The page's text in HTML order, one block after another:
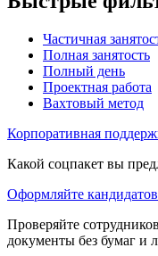
Частичная
Полная занятость
Полный день
Проектная работа
Вахтовый метод
Корпоративная
Какой соцпакет вы
Оформляйте
Проверяйте
документы без бумаг и